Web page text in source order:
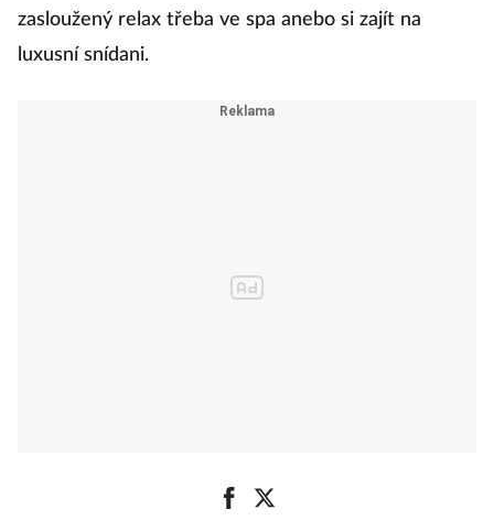
zasloužený relax třeba ve spa anebo si zajít na
luxusní snídani.